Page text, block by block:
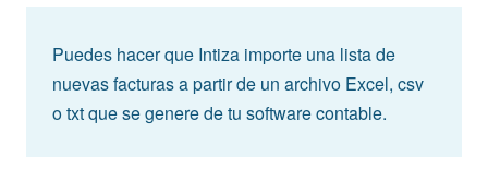
Puedes hacer que Intiza importe una lista de
nuevas facturas a partir de un archivo Excel, csv
o txt que se genere de tu software contable.